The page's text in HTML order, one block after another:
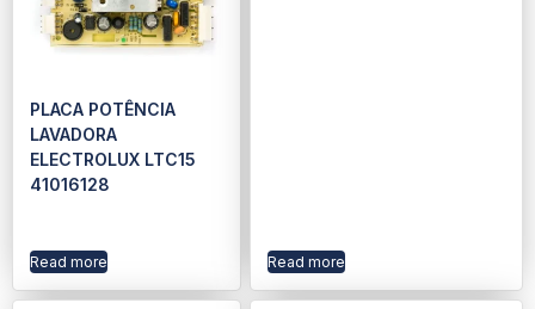
PLACA POTÊNCIA
LAVADORA
ELECTROLUX LTC15
41016128
Read more Read more